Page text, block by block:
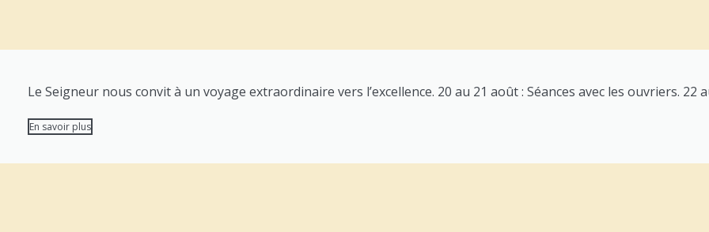
Le Seigneur nous convit à un voyage extraordinaire vers l’excellence. 20 au 21 août : Séances avec les ouvriers. 22
En savoir plus